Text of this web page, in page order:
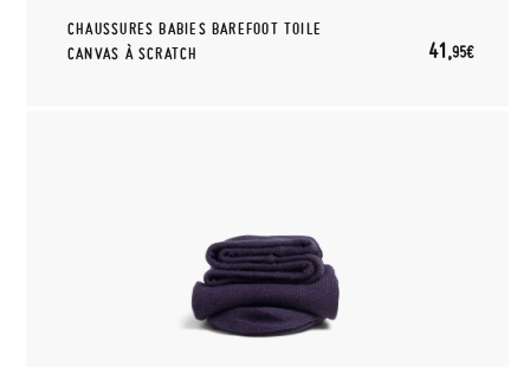
CHAUSSURES BABIES BAREFOOT TOILE
CANVAS À SCRATCH
41,95€